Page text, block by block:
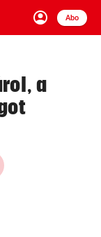
account_circle
Anmelden
Abo
Schließen
a